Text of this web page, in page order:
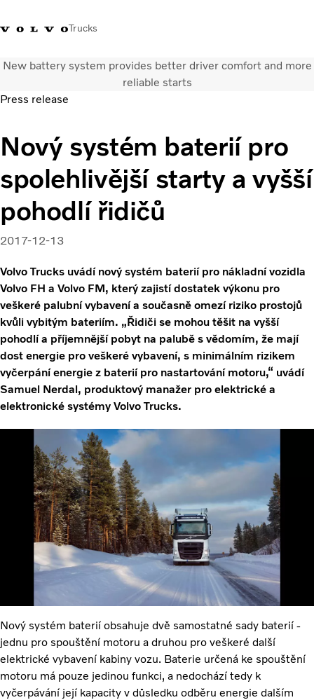
Trucks
+420 271 021
Klub řidičů
Volvo
Přihlášení k Volvo
aplikacím
Česká
Modely
Použitá vozidla
Servisní síť a prodej
Novinky
Kontaktujte nás
O nás
New battery system provides better driver comfort and more
reliable starts
Press release
Nový systém baterií pro
spolehlivější starty a vyšší
pohodlí řidičů
2017-12-13
Volvo Trucks uvádí nový systém baterií pro nákladní vozidla
Volvo FH a Volvo FM, který zajistí dostatek výkonu pro
veškeré palubní vybavení a současně omezí riziko prostojů
kvůli vybitým bateriím. „Řidiči se mohou těšit na vyšší
pohodlí a příjemnější pobyt na palubě s vědomím, že mají
dost energie pro veškeré vybavení, s minimálním rizikem
vyčerpání energie z baterií pro nastartování motoru,“ uvádí
Samuel Nerdal, produktový manažer pro elektrické a
elektronické systémy Volvo Trucks.
Nový systém baterií obsahuje dvě samostatné sady baterií -
jednu pro spouštění motoru a druhou pro veškeré další
elektrické vybavení kabiny vozu. Baterie určená ke spouštění
motoru má pouze jedinou funkci, a nedochází tedy k
vyčerpávání její kapacity v důsledku odběru energie dalším